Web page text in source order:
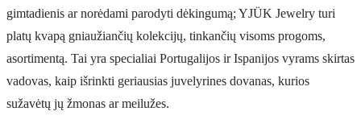
gimtadienis ar norėdami parodyti dėkingumą; YJÜK Jewelry turi
platų kvapą gniaužiančių kolekcijų, tinkančių visoms progoms,
asortimentą. Tai yra specialiai Portugalijos ir Ispanijos vyrams skirtas
vadovas, kaip išrinkti geriausias juvelyrines dovanas, kurios
sužavėtų jų žmonas ar meilužes.